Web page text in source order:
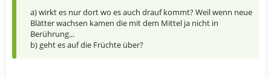
a) wirkt es nur dort wo es auch drauf kommt? Weil wenn neue
Blätter wachsen kamen die mit dem Mittel ja nicht in
Berührung...
b) geht es auf die Früchte über?